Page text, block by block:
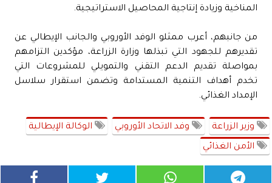
المناخية وزيادة إنتاجية المحاصيل الاستراتيجية.
من جانبهم، أعرب ممثلو الوفد الأوروبي والجانب الإيطالي عن
تقديرهم للجهود التي تبذلها وزارة الزراعة، مؤكدين التزامهم
بمواصلة تقديم الدعم التقني والتمويلي للمشروعات التي
تخدم أهداف التنمية المستدامة وتضمن استقرار سلاسل
الإمداد الغذائي.
وزير الزراعة وفد الاتحاد الأوروبي الوكالة الإيطالية
الأمن الغذائي